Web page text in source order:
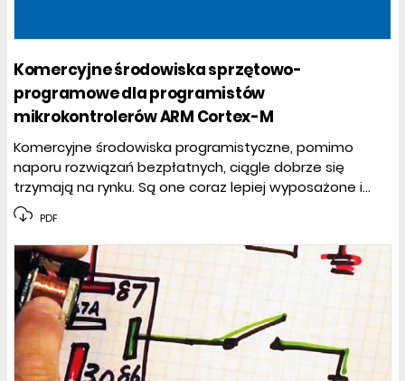
Komercyjne środowiska sprzętowo-
programowe dla programistów
mikrokontrolerów ARM Cortex-M
Komercyjne środowiska programistyczne, pomimo
naporu rozwiązań bezpłatnych, ciągle dobrze się
trzymają na rynku. Są one coraz lepiej wyposażone i...
PDF